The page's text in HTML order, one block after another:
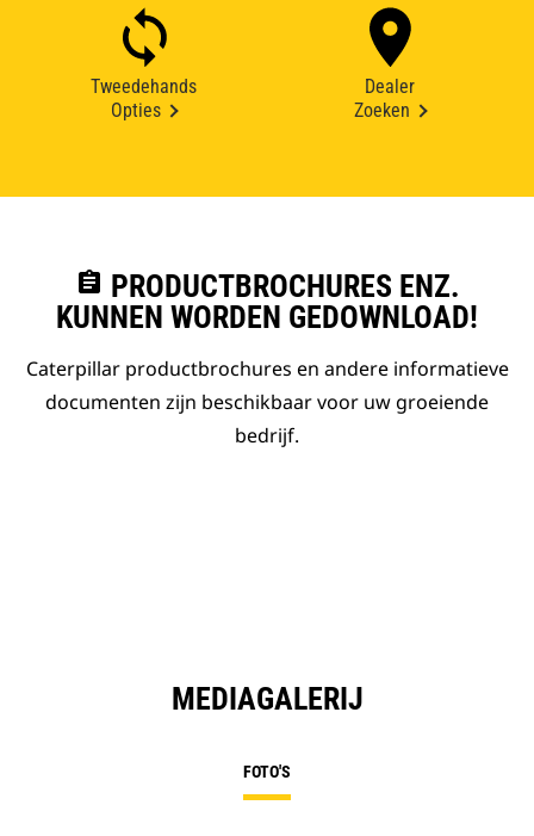
Tweedehands
Opties
Dealer
Zoeken
assignment PRODUCTBROCHURES ENZ.
KUNNEN WORDEN GEDOWNLOAD!
Caterpillar productbrochures en andere informatieve
documenten zijn beschikbaar voor uw groeiende
bedrijf.
MEDIAGALERIJ
FOTO'S